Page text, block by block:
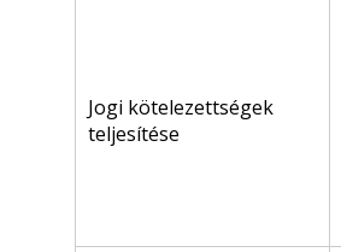
Jogi kötelezettségek
teljesítése